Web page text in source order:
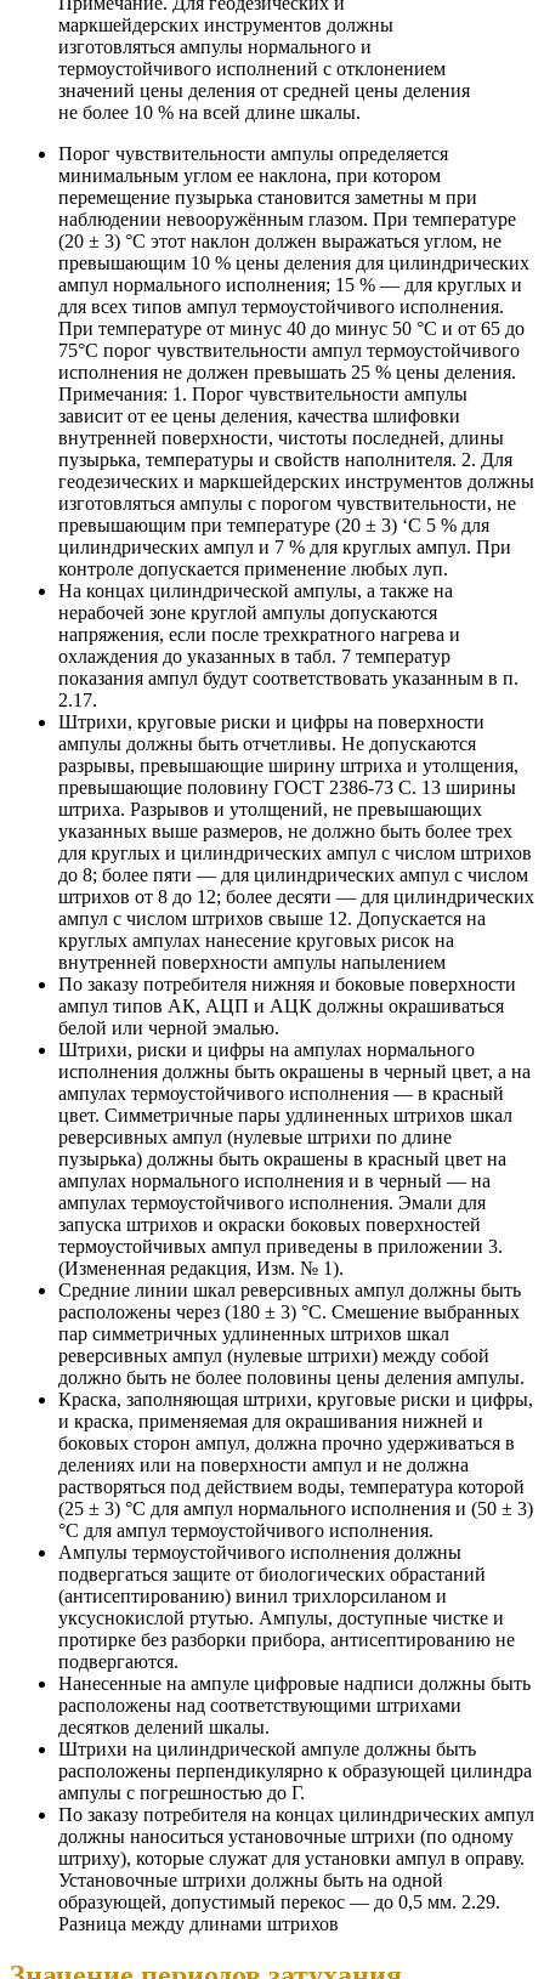
маркшейдерских инструментов должны
изготовляться ампулы нормального и
термоустойчивого исполнений с отклонением
значений цены деления от средней цены деления
не более 10 % на всей длине шкалы.
Порог чувствительности ампулы определяется
минимальным углом ее наклона, при котором
перемещение пузырька становится заметны м при
наблюдении невооружённым глазом. При температуре
(20 ± 3) °С этот наклон должен выражаться углом, не
превышающим 10 % цены деления для цилиндрических
ампул нормального исполнения; 15 % — для круглых и
для всех типов ампул термоустойчивого исполнения.
При температуре от минус 40 до минус 50 °С и от 65 до
75°С порог чувствительности ампул термоустойчивого
исполнения не должен превышать 25 % цены деления.
Примечания: 1. Порог чувствительности ампулы
зависит от ее цены деления, качества шлифовки
внутренней поверхности, чистоты последней, длины
пузырька, температуры и свойств наполнителя. 2. Для
геодезических и маркшейдерских инструментов должны
изготовляться ампулы с порогом чувствительности, не
превышающим при температуре (20 ± 3) ‘С 5 % для
цилиндрических ампул и 7 % для круглых ампул. При
контроле допускается применение любых луп.
На концах цилиндрической ампулы, а также на
нерабочей зоне круглой ампулы допускаются
напряжения, если после трехкратного нагрева и
охлаждения до указанных в табл. 7 температур
показания ампул будут соответствовать указанным в п.
2.17.
Штрихи, круговые риски и цифры на поверхности
ампулы должны быть отчетливы. Не допускаются
разрывы, превышающие ширину штриха и утолщения,
превышающие половину ГОСТ 2386-73 С. 13 ширины
штриха. Разрывов и утолщений, не превышающих
указанных выше размеров, не должно быть более трех
для круглых и цилиндрических ампул с числом штрихов
до 8; более пяти — для цилиндрических ампул с числом
штрихов от 8 до 12; более десяти — для цилиндрических
ампул с числом штрихов свыше 12. Допускается на
круглых ампулах нанесение круговых рисок на
внутренней поверхности ампулы напылением
По заказу потребителя нижняя и боковые поверхности
ампул типов АК, АЦП и АЦК должны окрашиваться
белой или черной эмалью.
Штрихи, риски и цифры на ампулах нормального
исполнения должны быть окрашены в черный цвет, а на
ампулах термоустойчивого исполнения — в красный
цвет. Симметричные пары удлиненных штрихов шкал
реверсивных ампул (нулевые штрихи по длине
пузырька) должны быть окрашены в красный цвет на
ампулах нормального исполнения и в черный — на
ампулах термоустойчивого исполнения. Эмали для
запуска штрихов и окраски боковых поверхностей
термоустойчивых ампул приведены в приложении 3.
(Измененная редакция, Изм. № 1).
Средние линии шкал реверсивных ампул должны быть
расположены через (180 ± 3) °С. Смешение выбранных
пар симметричных удлиненных штрихов шкал
реверсивных ампул (нулевые штрихи) между собой
должно быть не более половины цены деления ампулы.
Краска, заполняющая штрихи, круговые риски и цифры,
и краска, применяемая для окрашивания нижней и
боковых сторон ампул, должна прочно удерживаться в
делениях или на поверхности ампул и не должна
растворяться под действием воды, температура которой
(25 ± 3) °С для ампул нормального исполнения и (50 ± 3)
°С для ампул термоустойчивого исполнения.
Ампулы термоустойчивого исполнения должны
подвергаться защите от биологических обрастаний
(антисептированию) винил трихлорсиланом и
уксуснокислой ртутью. Ампулы, доступные чистке и
протирке без разборки прибора, антисептированию не
подвергаются.
Нанесенные на ампуле цифровые надписи должны быть
расположены над соответствующими штрихами
десятков делений шкалы.
Штрихи на цилиндрической ампуле должны быть
расположены перпендикулярно к образующей цилиндра
ампулы с погрешностью до Г.
По заказу потребителя на концах цилиндрических ампул
должны наноситься установочные штрихи (по одному
штриху), которые служат для установки ампул в оправу.
Установочные штрихи должны быть на одной
образующей, допустимый перекос — до 0,5 мм. 2.29.
Разница между длинами штрихов